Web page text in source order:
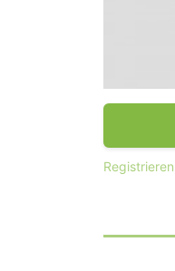
Registrieren